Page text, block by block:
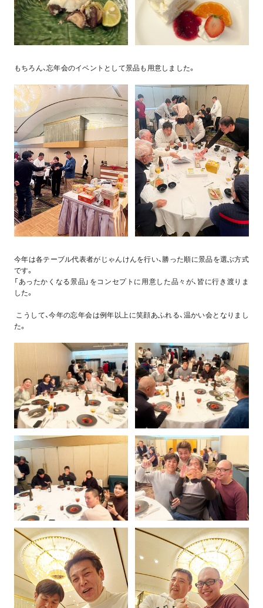
もちろん、忘年会のイベントとして景品も用意しました。
今年は各テーブル代表者がじゃんけんを行い、勝った順に景品を選ぶ方式
です。
「あったかくなる景品」をコンセプトに用意した品々が、皆に行き渡りま
した。
こうして、今年の忘年会は例年以上に笑顔あふれる、温かい会となりまし
た。